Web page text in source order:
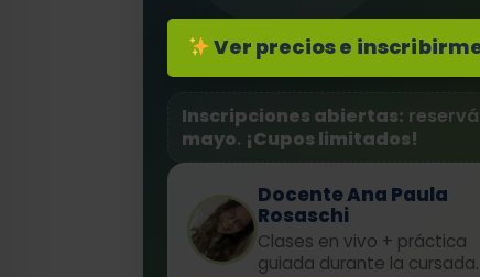
Ver precios e
Inscripciones abiertas:
mayo. ¡Cupos limitados!
Docente Ana Paula
Rosaschi
Clases en vivo + práctica
guiada durante la cursada.